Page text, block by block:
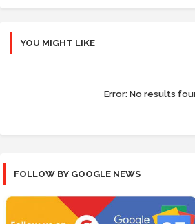
YOU MIGHT LIKE
Error: No results
FOLLOW BY GOOGLE NEWS